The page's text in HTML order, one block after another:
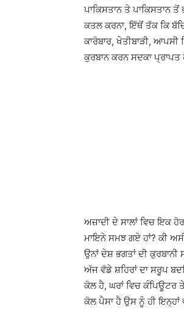
ਪਾਕਿਸਤਾਨ ਤੇ ਪਾਕਿਸਤਾਨ
ਕਤਲ ਕਰਨਾ, ਇੱਥੋਂ ਤੱਕ ਕਿ
ਕਾਰੋਬਾਰ, ਖੇਤੀਬਾੜੀ,
ਕੁਰਬਾਨ ਕਰਨ ਸਦਕਾ
ਅਜ਼ਾਦੀ ਦੇ ਸਾਲਾਂ ਵਿਚ ਇਕ
ਮਾਇਨੇ ਸਮਝ ਗਏ ਹਾਂ? ਕੀ
ਉਨਾਂ ਦੇਸ਼ ਭਗਤਾਂ ਦੀ
ਅੱਜ ਵੱਡੇ ਸ਼ਹਿਰਾਂ ਦਾ ਸਰੂਪ
ਕੋਲ ਹੈ, ਘਰਾਂ ਵਿਚ ਕੰਪਿਊਟਰ
ਕੋਲ ਪੈਸਾ ਹੈ ਉਸ ਨੂੰ ਹੀ ਇਨ੍ਹਾਂ